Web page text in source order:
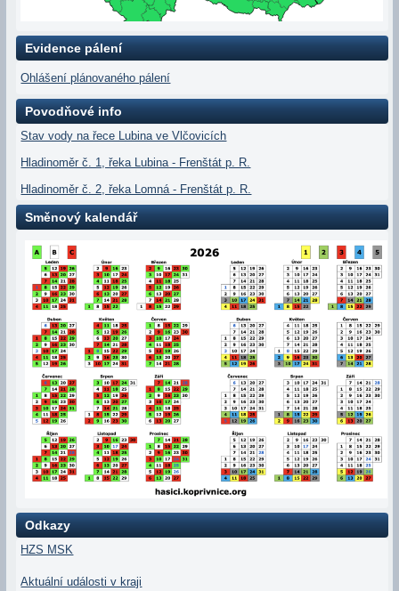
Evidence pálení
Ohlášení plánovaného pálení
Povodňové info
Stav vody na řece Lubina ve Vlčovicích
Hladinoměr č. 1, řeka Lubina - Frenštát p. R.
Hladinoměr č. 2, řeka Lomná - Frenštát p. R.
Směnový kalendář
Odkazy
HZS MSK
Aktuální události v kraji